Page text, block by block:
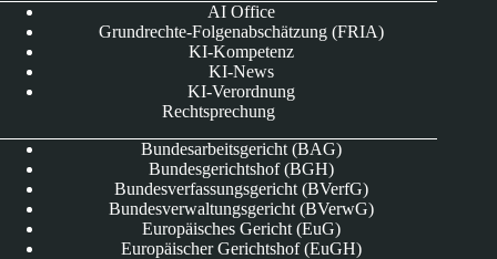
AI Office
Grundrechte-Folgenabschätzung (FRIA)
KI-Kompetenz
KI-News
KI-Verordnung
Rechtsprechung
Bundesarbeitsgericht (BAG)
Bundesgerichtshof (BGH)
Bundesverfassungsgericht (BVerfG)
Bundesverwaltungsgericht (BVerwG)
Europäisches Gericht (EuG)
Europäischer Gerichtshof (EuGH)